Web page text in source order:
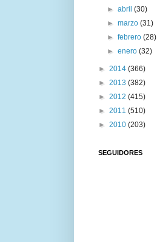
►abril(30)
►marzo(31)
►febrero(28)
►enero(32)
► 2014 (366)
► 2013 (382)
► 2012 (415)
► 2011 (510)
► 2010 (203)
SEGUIDORES